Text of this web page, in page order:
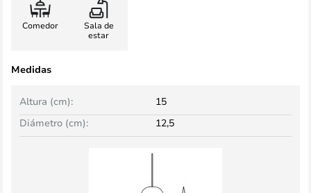
Comedor
Sala de
estar
Medidas
Altura (cm):
15
Diámetro (cm):
12,5